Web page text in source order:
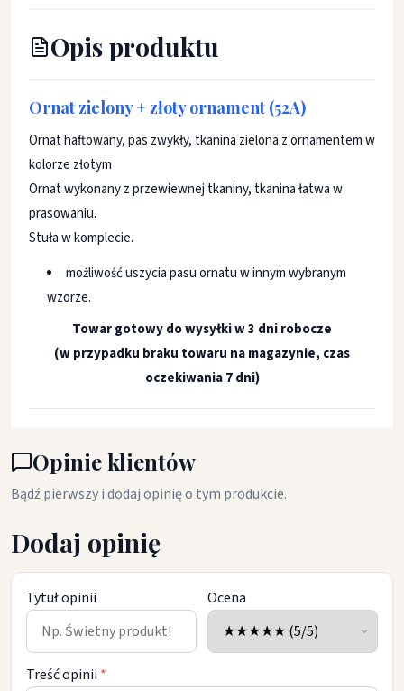
Opis produktu
Ornat zielony + złoty ornament (52A)
Ornat haftowany, pas zwykły, tkanina zielona z ornamentem w
kolorze złotym
Ornat wykonany z przewiewnej tkaniny, tkanina łatwa w
prasowaniu.
Stuła w komplecie.
możliwość uszycia pasu ornatu w innym wybranym
wzorze.
Towar gotowy do wysyłki w 3 dni robocze
(w przypadku braku towaru na magazynie, czas
oczekiwania 7 dni)
Opinie klientów
Bądź pierwszy i dodaj opinię o tym produkcie.
Dodaj opinię
Tytuł opinii Ocena
Treść opinii *